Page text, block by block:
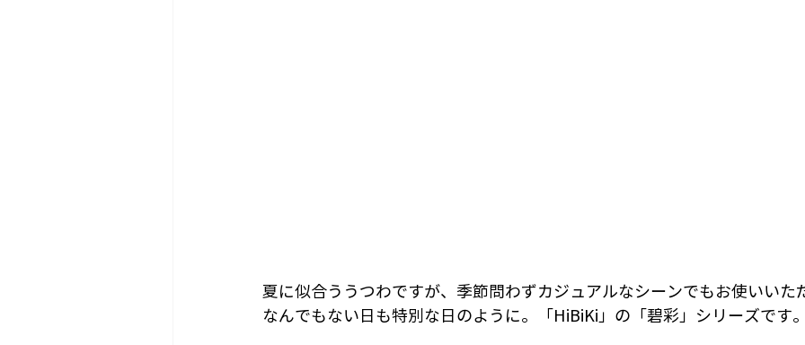
夏に似合ううつわですが、季節問わずカジュアルなシーンでもお使いいた
なんでもない日も特別な日のように。「HiBiKi」の「碧彩」シリーズです。